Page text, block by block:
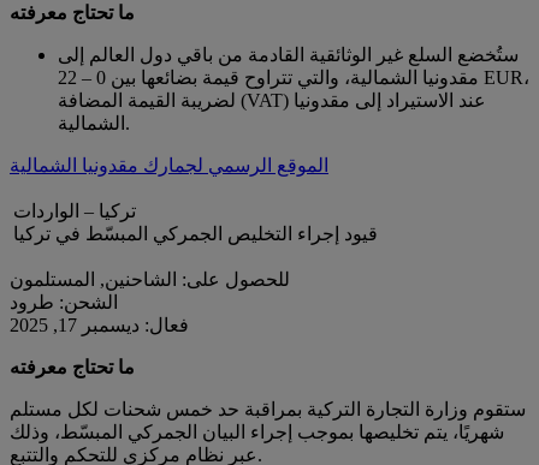
ما تحتاج معرفته
ستُخضع السلع غير الوثائقية القادمة من باقي دول العالم إلى
مقدونيا الشمالية، والتي تتراوح قيمة بضائعها بين 0 – 22 EUR،
لضريبة القيمة المضافة (VAT) عند الاستيراد إلى مقدونيا
الشمالية.
الموقع الرسمي لجمارك مقدونيا الشمالية
تركيا – الواردات
قيود إجراء التخليص الجمركي المبسّط في تركيا
للحصول على: الشاحنين, المستلمون
الشحن: طرود
فعال: ديسمبر 17, 2025
ما تحتاج معرفته
ستقوم وزارة التجارة التركية بمراقبة حد خمس شحنات لكل مستلم
شهريًا، يتم تخليصها بموجب إجراء البيان الجمركي المبسّط، وذلك
عبر نظام مركزي للتحكم والتتبع.